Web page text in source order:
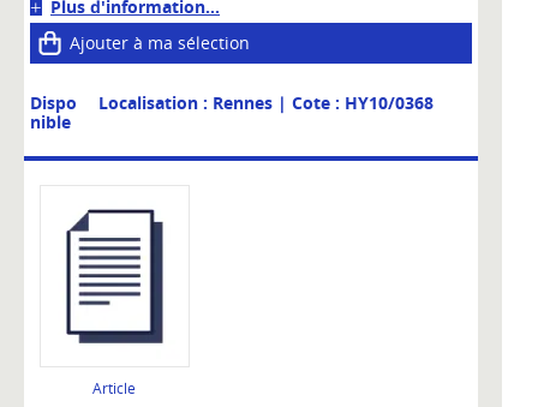
Plus d'information...
Ajouter à ma sélection
Dispo
nible
Localisation : Rennes | Cote : HY10/0368
Article